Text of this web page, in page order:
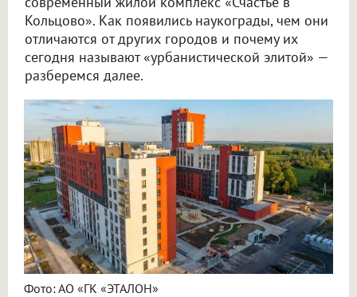
Кольцово». Как появились наукограды, чем они
отличаются от других городов и почему их
сегодня называют «урбанистической элитой» —
разберемся далее.
Фото: АО «ГК «ЭТАЛОН»